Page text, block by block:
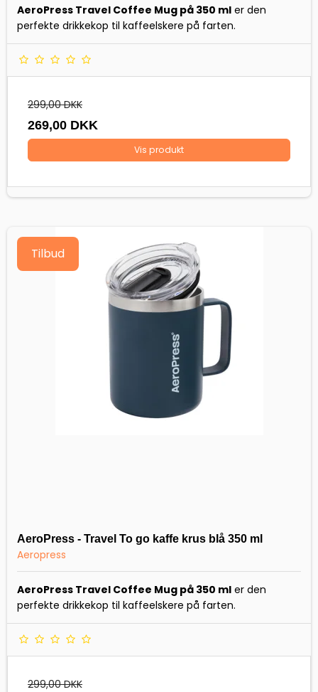
AeroPress Travel Coffee Mug på 350 ml er den
perfekte drikkekop til kaffeelskere på farten.
299,00 DKK
269,00 DKK
Vis produkt
Tilbud
AeroPress - Travel To go kaffe krus blå 350 ml
Aeropress
AeroPress Travel Coffee Mug på 350 ml er den
perfekte drikkekop til kaffeelskere på farten.
299,00 DKK